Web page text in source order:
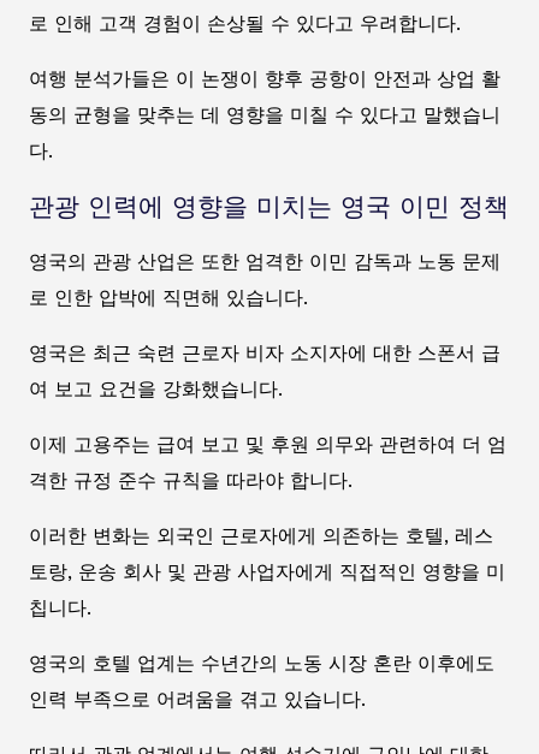
로 인해 고객 경험이 손상될 수 있다고 우려합니다.
여행 분석가들은 이 논쟁이 향후 공항이 안전과 상업 활
동의 균형을 맞추는 데 영향을 미칠 수 있다고 말했습니
다.
관광 인력에 영향을 미치는 영국 이민 정책
영국의 관광 산업은 또한 엄격한 이민 감독과 노동 문제
로 인한 압박에 직면해 있습니다.
영국은 최근 숙련 근로자 비자 소지자에 대한 스폰서 급
여 보고 요건을 강화했습니다.
이제 고용주는 급여 보고 및 후원 의무와 관련하여 더 엄
격한 규정 준수 규칙을 따라야 합니다.
이러한 변화는 외국인 근로자에게 의존하는 호텔, 레스
토랑, 운송 회사 및 관광 사업자에게 직접적인 영향을 미
칩니다.
영국의 호텔 업계는 수년간의 노동 시장 혼란 이후에도
인력 부족으로 어려움을 겪고 있습니다.